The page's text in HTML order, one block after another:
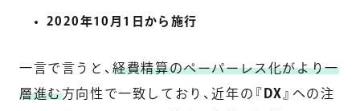
2020年10月1日から施行
一言で言うと、経費精算のペーパーレス化がより一
層進む方向性で一致しており、近年の『 DX 』への注